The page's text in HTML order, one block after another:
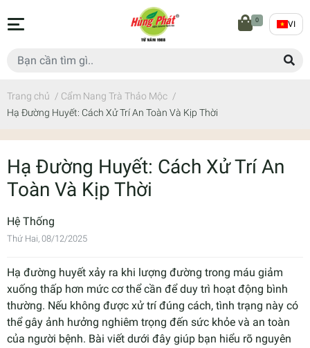
0 VI
Trang chủ / Cẩm Nang Trà Thảo Mộc /
Hạ Đường Huyết: Cách Xử Trí An Toàn Và Kịp Thời
Hạ Đường Huyết: Cách Xử Trí An
Toàn Và Kịp Thời
Hệ Thống
Thứ Hai, 08/12/2025
Hạ đường huyết xảy ra khi lượng đường trong máu giảm
xuống thấp hơn mức cơ thể cần để duy trì hoạt động bình
thường. Nếu không được xử trí đúng cách, tình trạng này có
thể gây ảnh hưởng nghiêm trọng đến sức khỏe và an toàn
của người bệnh. Bài viết dưới đây giúp bạn hiểu rõ nguyên